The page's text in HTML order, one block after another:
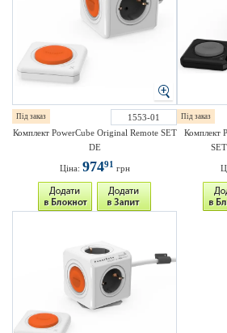
Під заказ
1553-01
Комплект PowerCube Original Remote SET
DE
Ціна: 97491 грн
Під заказ
Комплект